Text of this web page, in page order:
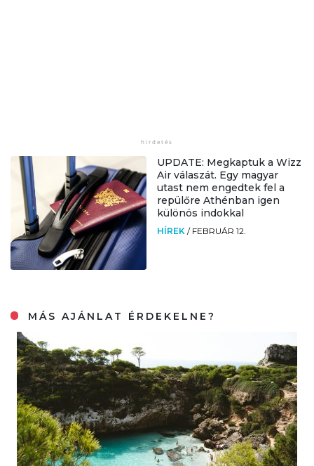
UPDATE: Megkaptuk a Wizz
Air válaszát. Egy magyar
utast nem engedtek fel a
repülőre Athénban igen
különös indokkal
HÍREK / FEBRUÁR 12.
MÁS AJÁNLAT ÉRDEKELNE?